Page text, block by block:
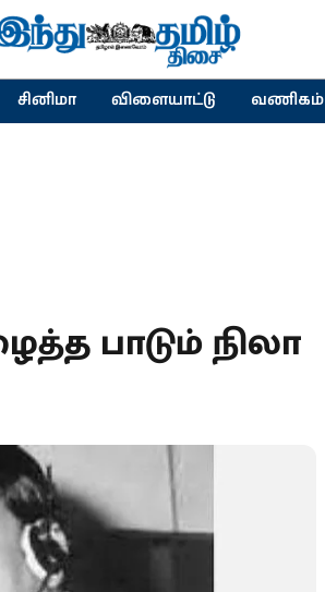
சினிமா விளையாட்டு வணிகம்
பாடும் நிலா